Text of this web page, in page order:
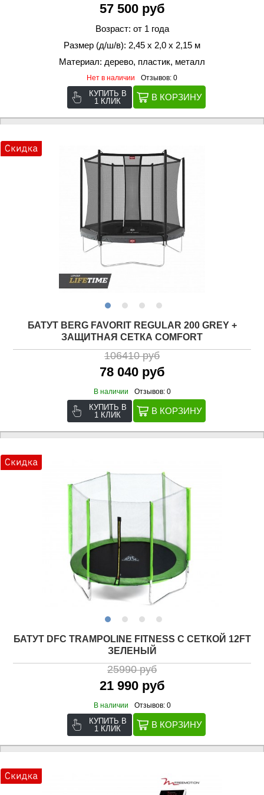
57 500 руб
Возраст: от 1 года
Размер (д/ш/в): 2,45 х 2,0 х 2,15 м
Материал: дерево, пластик, металл
Нет в наличии Отзывов: 0
КУПИТЬ В
1 КЛИК
БАТУТ BERG FAVORIT REGULAR 200 GREY +
ЗАЩИТНАЯ СЕТКА COMFORT
106410 руб
78 040 руб
В наличии Отзывов: 0
КУПИТЬ В
1 КЛИК
БАТУТ DFC TRAMPOLINE FITNESS С СЕТКОЙ 12FT
ЗЕЛЕНЫЙ
25990 руб
21 990 руб
В наличии Отзывов: 0
КУПИТЬ В
1 КЛИК